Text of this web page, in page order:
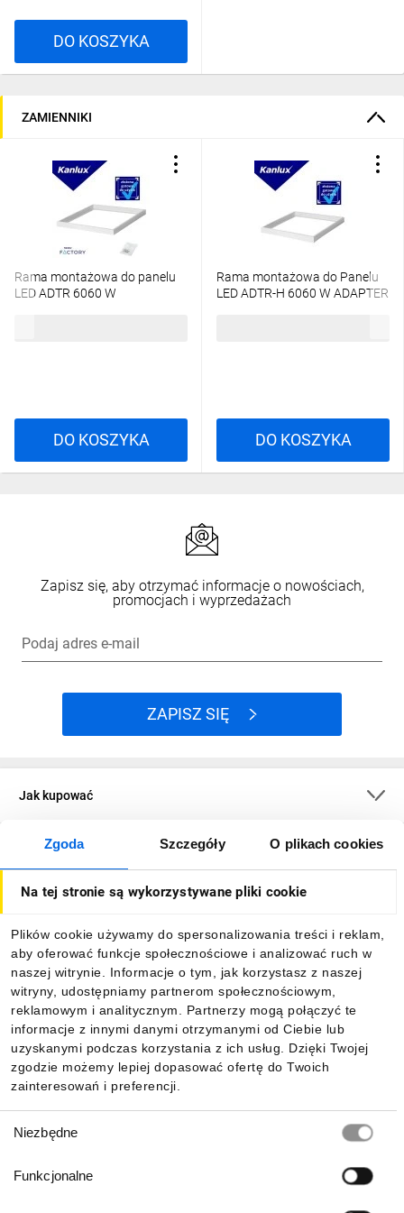
Zgoda Szczegóły O plikach cookies
Na tej stronie są wykorzystywane pliki cookie
Plików cookie używamy do spersonalizowania treści i reklam,
aby oferować funkcje społecznościowe i analizować ruch w
naszej witrynie. Informacje o tym, jak korzystasz z naszej
witryny, udostępniamy partnerom społecznościowym,
reklamowym i analitycznym. Partnerzy mogą połączyć te
informacje z innymi danymi otrzymanymi od Ciebie lub
uzyskanymi podczas korzystania z ich usług. Dzięki Twojej
zgodzie możemy lepiej dopasować ofertę do Twoich
zainteresowań i preferencji.
zgody
Niezbędne
Funkcjonalne
DO KOSZYKA
ZAMIENNIKI
Rama montażowa do panelu
LED ADTR 6060 W
DO KOSZYKA
Rama montażowa do Panelu
LED ADTR-H 6060 W ADAPTER
DO KOSZYKA
Zapisz się, aby otrzymać informacje o nowościach,
promocjach i wyprzedażach
Podaj adres e-mail
ZAPISZ SIĘ
Jak kupować
O firmie
Informacje
Pobierz naszą aplikację mobilną: